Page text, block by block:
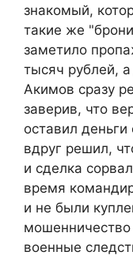
знакомый,
такие же
заметило
тысяч рублей,
Акимов сразу
заверив, что
оставил
вдруг решил,
и сделка
время
и не были
мошенничество
военные